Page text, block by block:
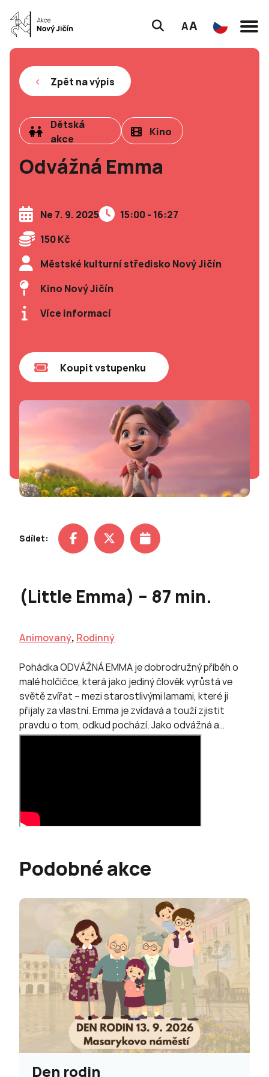
AA
Zpět na výpis
Dětská
akce
Kino
Odvážná Emma
Ne 7. 9. 2025
15:00 - 16:27
150 Kč
Městské kulturní středisko Nový Jičín
Kino Nový Jičín
Více informací
Koupit vstupenku
Sdílet:
(Little Emma) – 87 min.
Animovaný, Rodinný
Pohádka ODVÁŽNÁ EMMA je dobrodružný příběh o
malé holčičce, která jako jediný člověk vyrůstá ve
světě zvířat – mezi starostlivými lamami, které ji
přijaly za vlastní. Emma je zvídavá a touží zjistit
pravdu o tom, odkud pochází. Jako odvážná a…
Podobné akce
Den rodin